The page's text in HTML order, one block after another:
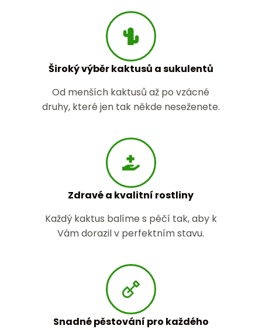
Široký výběr kaktusů a sukulentů
Od menších kaktusů až po vzácné
druhy, které jen tak někde neseženete.
Zdravé a kvalitní rostliny
Každý kaktus balíme s péčí tak, aby k
Vám dorazil v perfektním stavu.
Snadné pěstování pro každého